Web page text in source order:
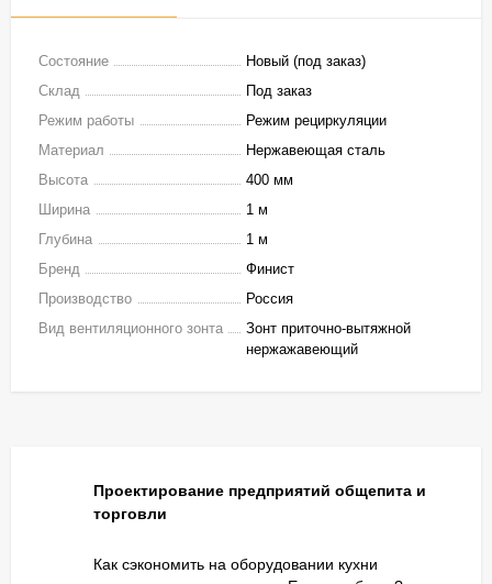
Состояние
Новый (под заказ)
Склад
Под заказ
Режим работы
Режим рециркуляции
Материал
Нержавеющая сталь
Высота
400 мм
Ширина
1 м
Глубина
1 м
Бренд
Финист
Производство
Россия
Вид вентиляционного зонта
Зонт приточно-вытяжной
нержажавеющий
Проектирование предприятий общепита и
торговли
Как сэкономить на оборудовании кухни